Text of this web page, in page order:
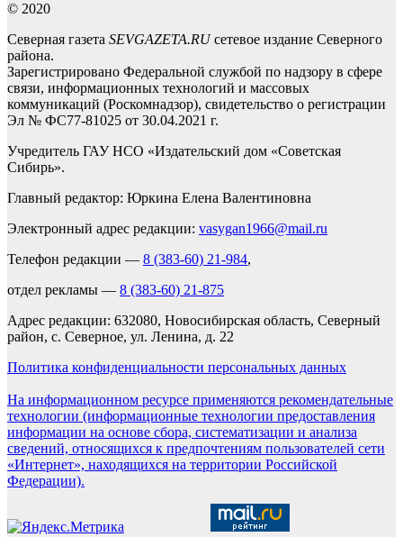
© 2020
Северная газета SEVGAZETA.RUсетевое издание Северного
района.
Зарегистрировано Федеральной службой по надзору в сфере
связи, информационных технологий и массовых
коммуникаций (Роскомнадзор), свидетельство о регистрации
Эл № ФС77-81025 от 30.04.2021 г.
Учредитель ГАУ НСО «Издательский дом «Советская
Сибирь».
Главный редактор: Юркина Елена Валентиновна
Электронный адрес редакции: vasygan1966@mail.ru
Телефон редакции — 8 (383-60) 21-984,
отдел рекламы — 8 (383-60) 21-875
Адрес редакции: 632080, Новосибирская область, Северный
район, с. Северное, ул. Ленина, д. 22
Политика конфиденциальности персональных данных
На информационном ресурсе применяются рекомендательные
технологии (информационные технологии предоставления
информации на основе сбора, систематизации и анализа
сведений, относящихся к предпочтениям пользователей сети
«Интернет», находящихся на территории Российской
Федерации).